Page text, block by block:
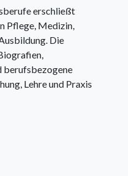
erschließt
Pflege, Medizin,
Die
berufsbezogene
Lehre und Praxis